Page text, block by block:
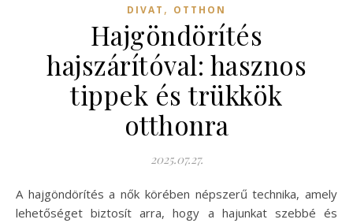
DIVAT , OTTHON
Hajgöndörítés
hajszárítóval: hasznos
tippek és trükkök
otthonra
2025.07.27.
A hajgöndörítés a nők körében népszerű technika, amely
lehetőséget biztosít arra, hogy a hajunkat szebbé és